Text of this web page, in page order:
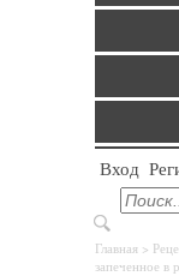
Вход
Главная >
запеченное в